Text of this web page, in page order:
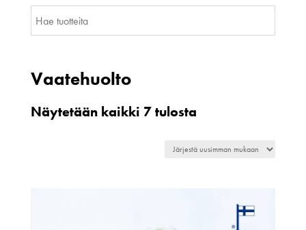
Vaatehuolto
Näytetään kaikki 7 tulostaSorted